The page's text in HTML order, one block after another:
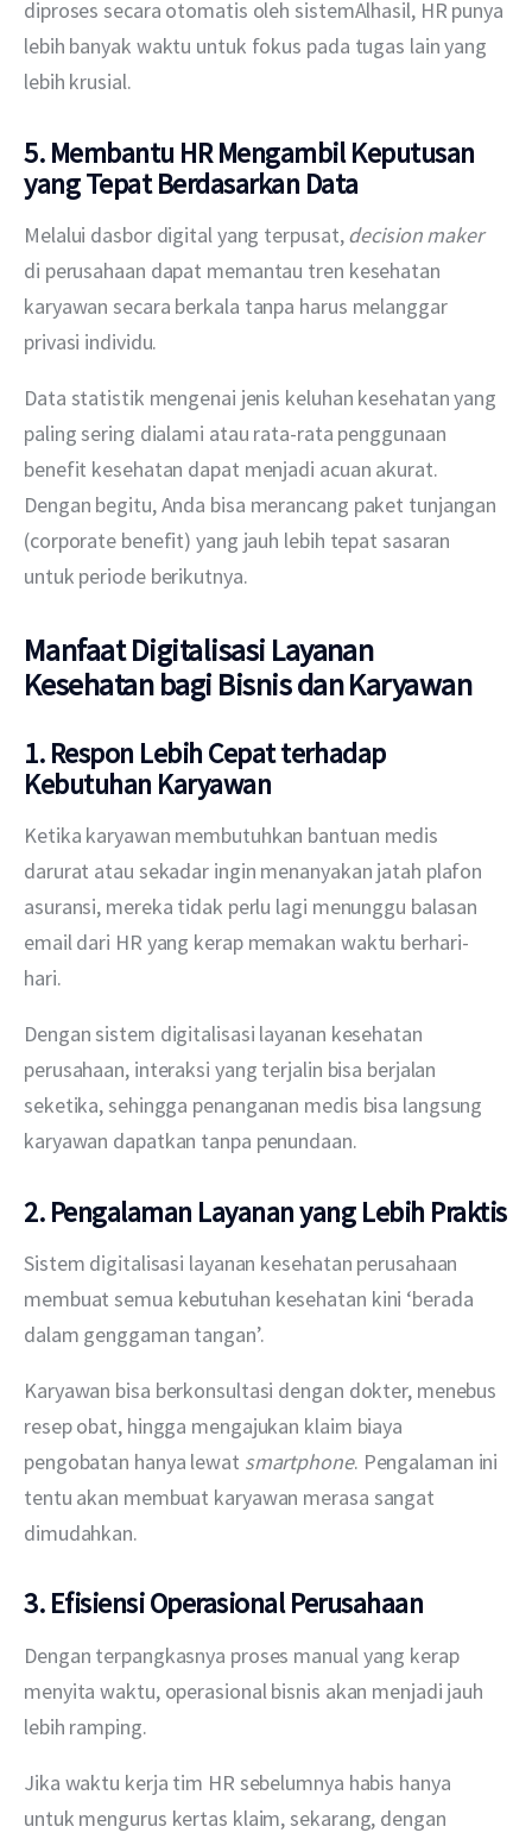
diproses secara otomatis oleh sistemAlhasil, HR punya
lebih banyak waktu untuk fokus pada tugas lain yang
lebih krusial.
5. Membantu HR Mengambil Keputusan
yang Tepat Berdasarkan Data
Melalui dasbor digital yang terpusat, decision maker
di perusahaan dapat memantau tren kesehatan
karyawan secara berkala tanpa harus melanggar
privasi individu.
Data statistik mengenai jenis keluhan kesehatan yang
paling sering dialami atau rata-rata penggunaan
benefit kesehatan dapat menjadi acuan akurat.
Dengan begitu, Anda bisa merancang paket tunjangan
(corporate benefit) yang jauh lebih tepat sasaran
untuk periode berikutnya.
Manfaat Digitalisasi Layanan
Kesehatan bagi Bisnis dan Karyawan
1. Respon Lebih Cepat terhadap
Kebutuhan Karyawan
Ketika karyawan membutuhkan bantuan medis
darurat atau sekadar ingin menanyakan jatah plafon
asuransi, mereka tidak perlu lagi menunggu balasan
email dari HR yang kerap memakan waktu berhari-
hari.
Dengan sistem digitalisasi layanan kesehatan
perusahaan, interaksi yang terjalin bisa berjalan
seketika, sehingga penanganan medis bisa langsung
karyawan dapatkan tanpa penundaan.
2. Pengalaman Layanan yang Lebih Praktis
Sistem digitalisasi layanan kesehatan perusahaan
membuat semua kebutuhan kesehatan kini ‘berada
dalam genggaman tangan’.
Karyawan bisa berkonsultasi dengan dokter, menebus
resep obat, hingga mengajukan klaim biaya
pengobatan hanya lewat smartphone. Pengalaman ini
tentu akan membuat karyawan merasa sangat
dimudahkan.
3. Efisiensi Operasional Perusahaan
Dengan terpangkasnya proses manual yang kerap
menyita waktu, operasional bisnis akan menjadi jauh
lebih ramping.
Jika waktu kerja tim HR sebelumnya habis hanya
untuk mengurus kertas klaim, sekarang, dengan